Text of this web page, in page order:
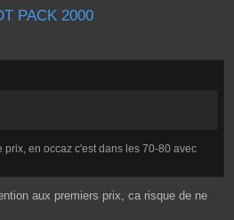
PACK 2000
prix, en occaz c'est dans les 70-80 avec
aux premiers prix, ca risque de ne